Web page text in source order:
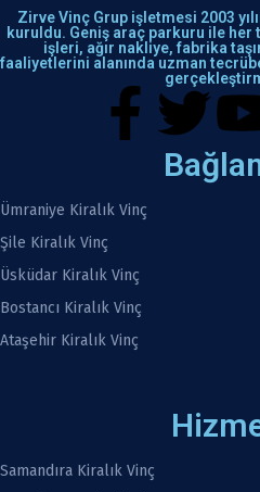
Zirve Vinç Grup işletmesi 2003
kuruldu. Geniş araç parkuru ile her
işleri, ağır nakliye, fabrika
faaliyetlerini alanında uzman
Ümraniye Kiralık Vinç
Şile Kiralık Vinç
Üsküdar Kiralık Vinç
Bostancı Kiralık Vinç
Ataşehir Kiralık Vinç
Samandıra Kiralık Vinç